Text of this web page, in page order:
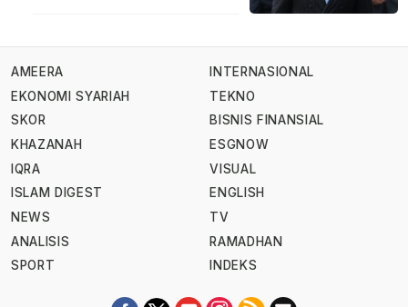
AMEERA
EKONOMI SYARIAH
SKOR
KHAZANAH
IQRA
ISLAM DIGEST
NEWS
ANALISIS
SPORT
INTERNASIONAL
TEKNO
BISNIS FINANSIAL
ESGNOW
VISUAL
ENGLISH
TV
RAMADHAN
INDEKS